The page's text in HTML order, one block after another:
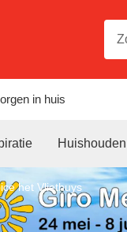
in huis
Huishouden
het Vliethuys